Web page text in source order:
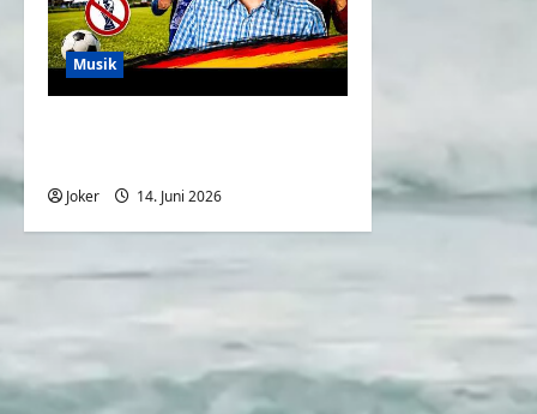
Musik
Joker 14. Juni 2026